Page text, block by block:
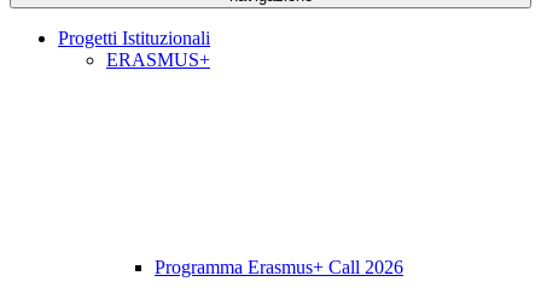
Progetti Istituzionali
ERASMUS+
Programma Erasmus+ Call 2026